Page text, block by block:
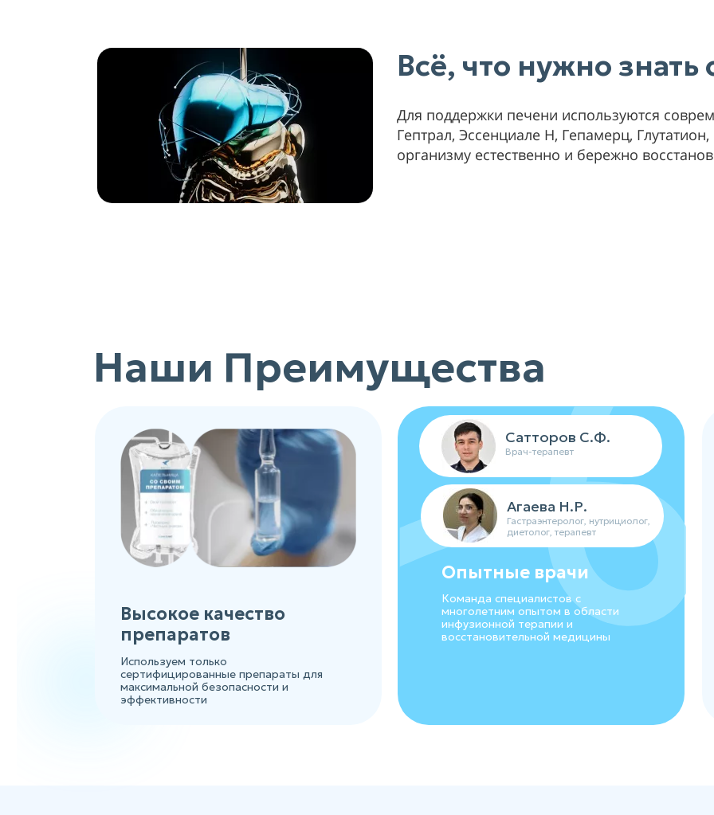
Всё, что нужно
Для поддержки печени используются
Гептрал, Эссенциале Н, Гепамерц,
организму естественно и бережно
Наши Преимущества
Высокое качество
препаратов
Используем только
сертифицированные препараты для
максимальной безопасности и
эффективности
Опытные врачи
Команда специалистов с
многолетним опытом в области
инфузионной терапии и
восстановительной медицины
Агаева Н.Р.
Гастраэнтеролог, нутрициолог,
диетолог, терапевт
Сатторов С.Ф.
Врач-терапевт